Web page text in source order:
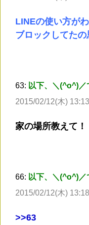
LINEの使い方が
ブロックしてたの
63: 以下、＼(^o^)
2015/02/12(木)
家の場所教えて！
66: 以下、＼(^o^)
2015/02/12(木)
>>63